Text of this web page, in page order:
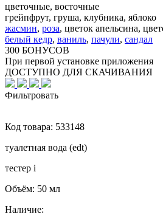
цветочные, восточные
грейпфрут, груша, клубника, яблоко
жасмин, роза, цветок апельсина,
белый кедр, ваниль, пачули, сандал
300 БОНУСОВ
При первой установке приложения
ДОСТУПНО ДЛЯ СКАЧИВАНИЯ
Фильтровать
Код товара: 533148
туалетная вода (edt)
тестер i
Объём: 50 мл
Наличие: